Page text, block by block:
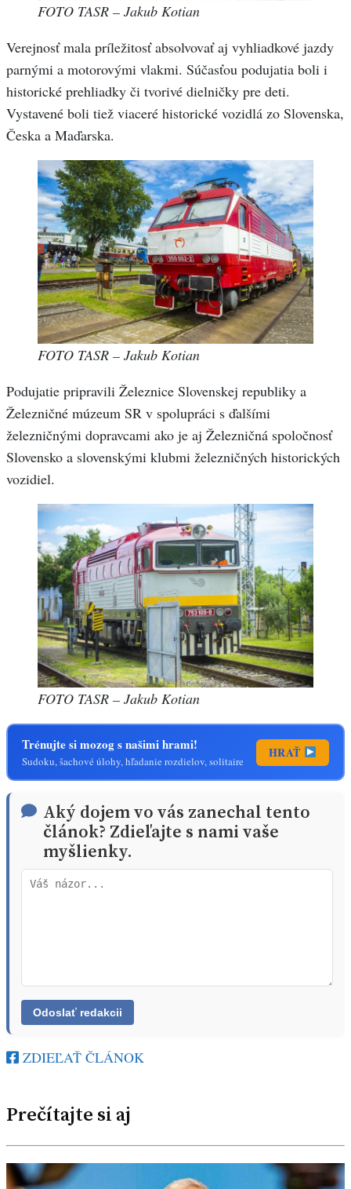
FOTO TASR – Jakub Kotian
Verejnosť mala príležitosť absolvovať aj vyhliadkové jazdy
parnými a motorovými vlakmi. Súčasťou podujatia boli i
historické prehliadky či tvorivé dielničky pre deti.
Vystavené boli tiež viaceré historické vozidlá zo Slovenska,
Česka a Maďarska.
FOTO TASR – Jakub Kotian
Podujatie pripravili Železnice Slovenskej republiky a
Železničné múzeum SR v spolupráci s ďalšími
železničnými dopravcami ako je aj Železničná spoločnosť
Slovensko a slovenskými klubmi železničných historických
vozidiel.
FOTO TASR – Jakub Kotian
Trénujte si mozog s našimi hrami!
Sudoku, šachové úlohy, hľadanie rozdielov, solitaire
HRAŤ
Aký dojem vo vás zanechal tento
článok? Zdieľajte s nami vaše
myšlienky.
ZDIEĽAŤ ČLÁNOK
Prečítajte si aj